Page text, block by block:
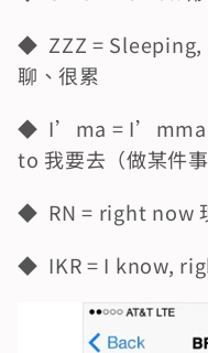
◆  ZZZ = Sleeping,
聊、很累
◆  I’ma = I’mma
to 我要去（做某件事
◆  RN = right now
◆  IKR = I know,